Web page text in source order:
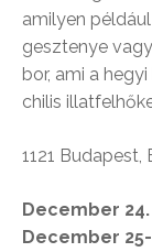
amilyen
gesztenye
bor, ami a
chilis
1121
December
December